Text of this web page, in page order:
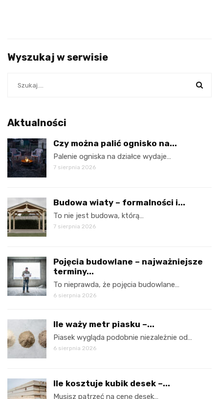
Wyszukaj w serwisie
Aktualności
Czy można palić ognisko na...
Palenie ogniska na działce wydaje…
7 sierpnia 2026
Budowa wiaty – formalności i...
To nie jest budowa, którą…
7 sierpnia 2026
Pojęcia budowlane – najważniejsze
terminy...
To nieprawda, że pojęcia budowlane…
6 sierpnia 2026
Ile waży metr piasku –...
Piasek wygląda podobnie niezależnie od…
6 sierpnia 2026
Ile kosztuje kubik desek –...
Musisz patrzeć na cenę desek…